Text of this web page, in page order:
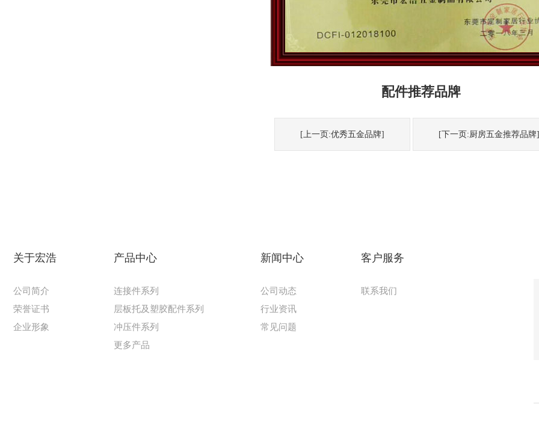
配件推荐品牌
[上一页:优秀五金品牌] [下一页:厨房五金推荐品牌]
关于宏浩
公司简介
荣誉证书
企业形象
产品中心
连接件系列
层板托及塑胶配件系列
冲压件系列
更多产品
新闻中心
公司动态
行业资讯
常见问题
客户服务
联系我们